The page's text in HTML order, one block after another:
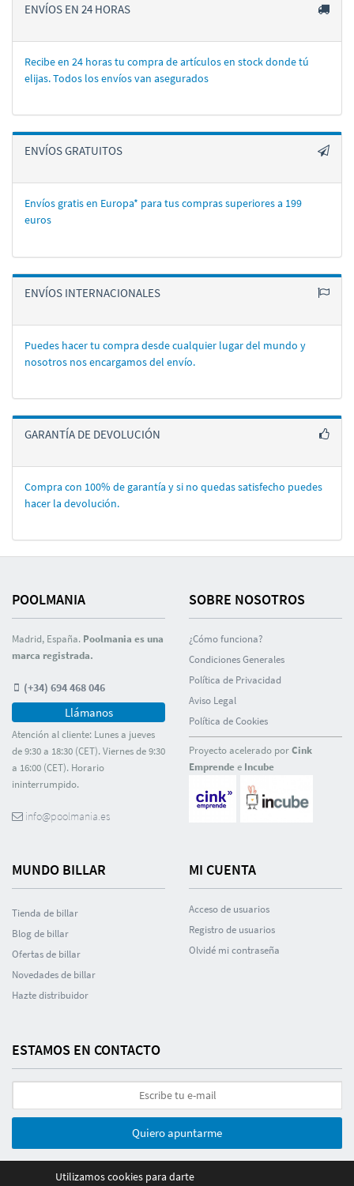
ENVÍOS EN 24 HORAS
Recibe en 24 horas tu compra de artí­culos en stock donde tú
elijas. Todos los enví­os van asegurados
ENVÍOS GRATUITOS
Envíos gratis en Europa* para tus compras superiores a 199
euros
ENVÍOS INTERNACIONALES
Puedes hacer tu compra desde cualquier lugar del mundo y
nosotros nos encargamos del enví­o.
GARANTÍA DE DEVOLUCIÓN
Compra con 100% de garantí­a y si no quedas satisfecho puedes
hacer la devolución.
POOLMANIA
Madrid, España. Poolmania es una
marca registrada.
(+34) 694 468 046
Llámanos
Atención al cliente: Lunes a jueves
de 9:30 a 18:30 (CET). Viernes de 9:30
a 16:00 (CET). Horario
ininterrumpido.
info@poolmania.es
SOBRE NOSOTROS
¿Cómo funciona?
Condiciones Generales
Polí­tica de Privacidad
Aviso Legal
Polí­tica de Cookies
Proyecto acelerado porCink
Emprendee Incube
MUNDO BILLAR
Tienda de billar
Blog de billar
Ofertas de billar
Novedades de billar
Hazte distribuidor
MI CUENTA
Acceso de usuarios
Registro de usuarios
Olvidé mi contraseña
ESTAMOS EN CONTACTO
Quiero apuntarme
Utilizamos cookies para darte